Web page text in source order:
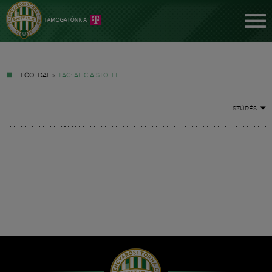
FŐOLDAL » TAG: ALICIA STOLLE
SZŰRÉS
Hírek